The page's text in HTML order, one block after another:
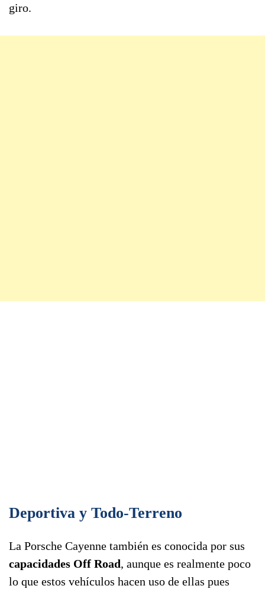
giro.
Deportiva y Todo-Terreno
La Porsche Cayenne también es conocida por sus
capacidades Off Road, aunque es realmente poco
lo que estos vehículos hacen uso de ellas pues